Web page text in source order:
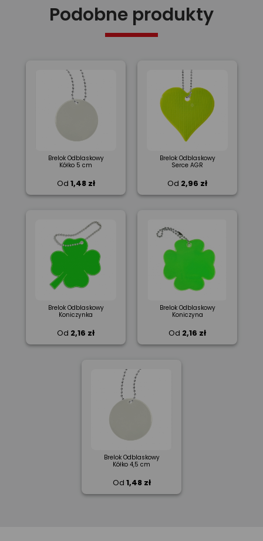
Podobne produkty
Brelok Odblaskowy
Kółko 5 cm
Od 1,48 zł
Brelok Odblaskowy
Serce AGR
Od 2,96 zł
Brelok Odblaskowy
Koniczynka
Od 2,16 zł
Brelok Odblaskowy
Koniczyna
Od 2,16 zł
Brelok Odblaskowy
Kółko 4,5 cm
Od 1,48 zł